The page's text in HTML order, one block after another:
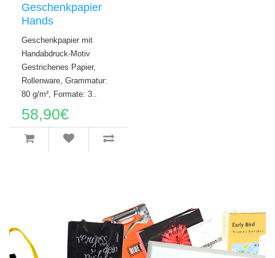
Geschenkpapier
Hands
Geschenkpapier mit
Handabdruck-Motiv
Gestrichenes Papier,
Rollenware, Grammatur:
80 g/m², Formate: 3..
58,90€